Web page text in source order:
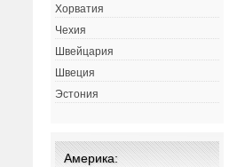
Хорватия
Чехия
Швейцария
Швеция
Эстония
Америка: